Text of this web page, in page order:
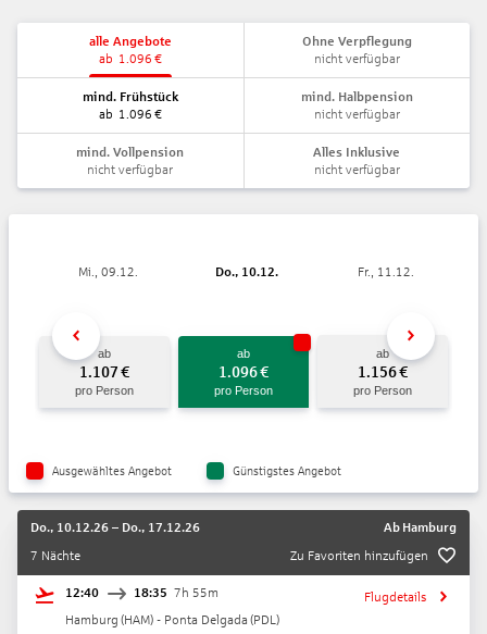
alle Angebote
ab 1.096 €
Ohne Verpflegung
nicht verfügbar
mind. Frühstück
ab 1.096 €
mind. Halbpension
nicht verfügbar
mind. Vollpension
nicht verfügbar
Alles Inklusive
nicht verfügbar
Mi., 09.12.
ab
1.107 €
pro Person
Do., 10.12.
ab
1.096€
pro Person
Fr., 11.12.
ab
1.156€
pro Person
Ausgewähltes Angebot Günstigstes Angebot
Do., 10.12.26 – Do., 17.12.26 Ab Hamburg
7 Nächte
Zu Favoriten hinzufügen
12:40 18:35 7h 55m
Hamburg (HAM) - Ponta Delgada (PDL)
Flugdetails